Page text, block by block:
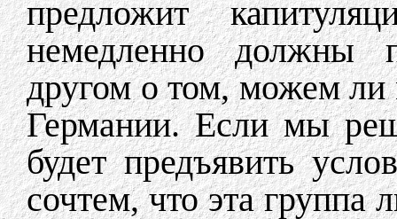
предложит
немедленно должны
другом о том, можем
Германии. Если мы
будет предъявить
сочтем, что эта группа